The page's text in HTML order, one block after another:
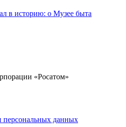
в историю: о Музее быта
«Росатом»
персональных данных